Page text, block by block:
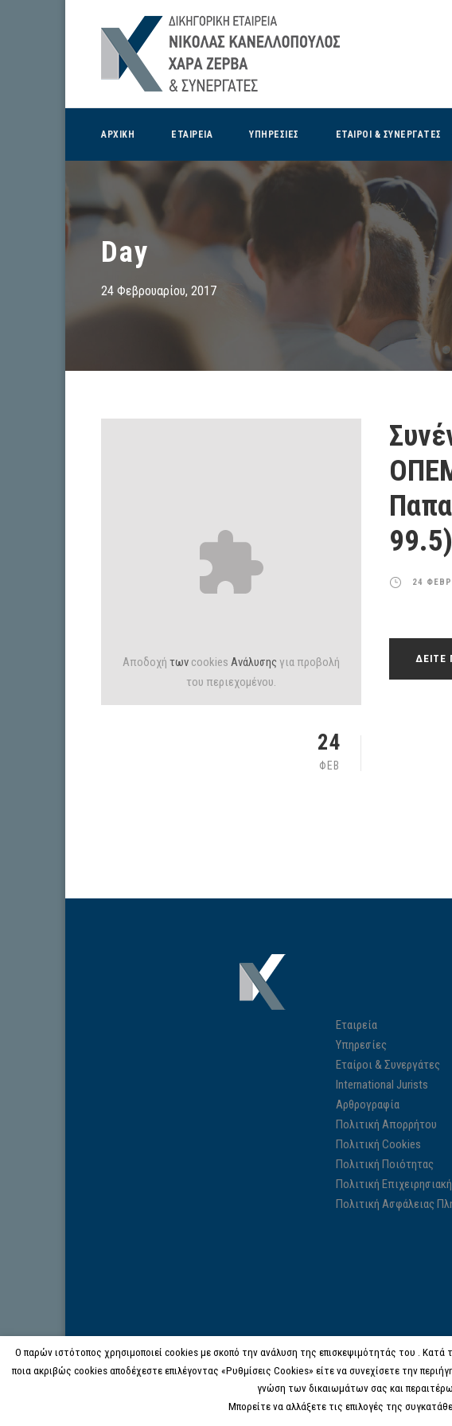
ΑΡΧΙΚΗ ΕΤΑΙΡΕΙΑ ΥΠΗΡΕΣΙΕΣ ΕΤΑΙΡΟΙ & ΣΥΝΕΡΓΑΤΕΣ
Day
24 Φεβρουαρίου, 2017
Αποδοχή των cookies Ανάλυσης για προβολή
του περιεχομένου.
24
ΦΕΒ
99.5)
24
ΔΕΙΤΕ
Εταιρεία
Υπηρεσίες
Εταίροι & Συνεργάτες
International Jurists
Αρθρογραφία
Πολιτική Απορρήτου
Πολιτική Cookies
Πολιτική Ποιότητας
Πολιτική
Πολιτική Ασφάλειας
Ο παρών ιστότοπος χρησιμοποιεί cookies με σκοπό την ανάλυση της επισκεψιμότητάς του . Κατά
ποια ακριβώς cookies αποδέχεστε επιλέγοντας «Ρυθμίσεις Cookies» είτε να συνεχίσετε την
γνώση των δικαιωμάτων σας και
Μπορείτε να αλλάξετε τις επιλογές της